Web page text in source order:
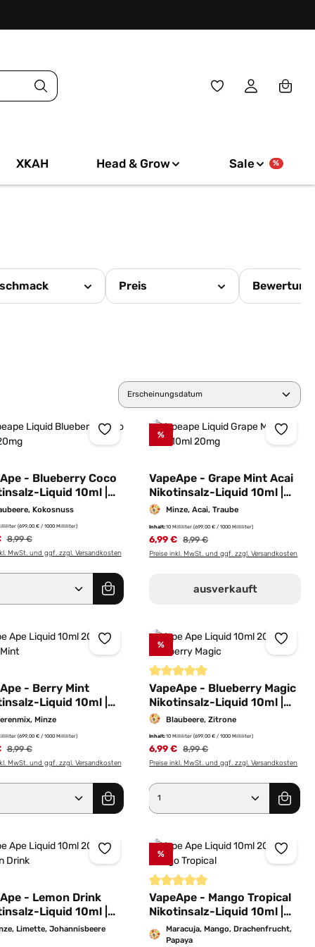
Du hast 0
XKAH Head & Grow Sale %
Preis
benutze die Schaltflächen um die
Wert ein oder benutze die
- Blueberry Coco
Liquid 10ml |
ml
Kokosnuss
(699,00 € / 1000 Milliliter)
Regulärer Preis:
8,99 €
MwSt. und ggf. zzgl. Versandkosten
Anzahl: Gib den gewünschten
%
VapeApe - Grape Mint Acai
Nikotinsalz-Liquid 10ml |
20mg/ml
Minze, Acai, Traube
Inhalt:10 Milliliter(699,00 € / 1000 Milliliter)
6,99 € Regulärer Preis:
8,99 €
Preise inkl. MwSt. und ggf. zzgl. Versandkosten
ausverkauft
- Berry Mint
Liquid 10ml |
ml
Minze
(699,00 € / 1000 Milliliter)
Regulärer Preis:
8,99 €
MwSt. und ggf. zzgl. Versandkosten
Anzahl: Gib den gewünschten
%
Durchschnittliche Bewertung von 5
VapeApe - Blueberry Magic
Nikotinsalz-Liquid 10ml |
20mg/ml
Blaubeere, Zitrone
Inhalt:10 Milliliter(699,00 € / 1000 Milliliter)
6,99 € Regulärer Preis:
8,99 €
Preise inkl. MwSt. und ggf. zzgl. Versandkosten
Produkt Anzahl: Gib
- Lemon Drink
Liquid 10ml |
mlLimette, Johannisbeere
%
Durchschnittliche Bewertung von 5
VapeApe - Mango Tropical
Nikotinsalz-Liquid 10ml |
20mg/ml
Maracuja, Mango, Drachenfrucht,
Papaya